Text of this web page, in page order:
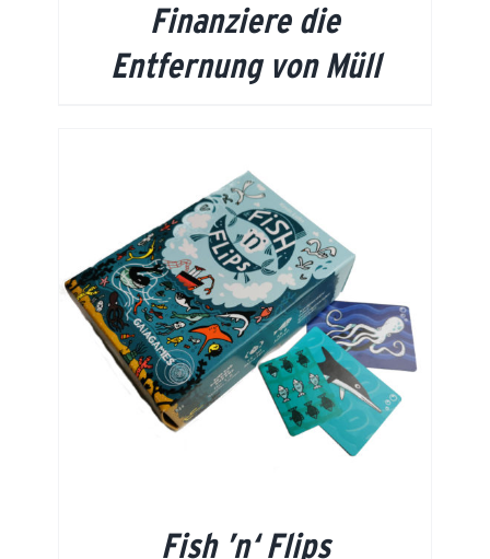
Finanziere die
Entfernung von Müll
Fish ’n‘ Flips